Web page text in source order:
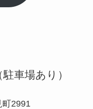
車場あり）
2991